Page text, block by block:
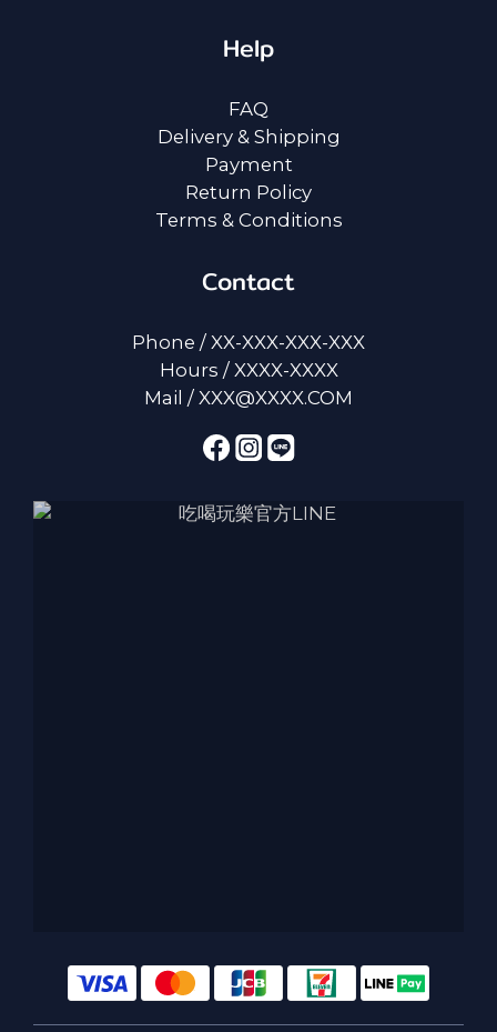
Help
FAQ
Delivery & Shipping
Payment
Return Policy
Terms & Conditions
Contact
Phone / XX-XXX-XXX-XXX
Hours / XXXX-XXXX
Mail / XXX@XXXX.COM